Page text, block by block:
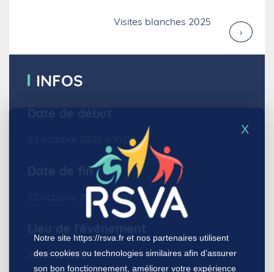
Visites blanches 2025
›
INFOS
02 octobre 2025 à 10:00
Date de fin
22 octobre 2025 à 0:00
Saint-Lô (50)
X
Notre site https://rsva.fret nos partenaires utilisent
des cookies ou technologies similaires afin d’assurer
son bon fonctionnement, améliorer votre expérience